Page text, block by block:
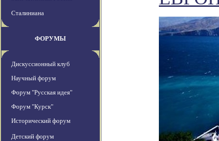
Сталиниана
ФОРУМЫ
Дискуссионный клуб
Научный форум
Форум "Русская идея"
Форум "Курск"
Исторический форум
Детский форум